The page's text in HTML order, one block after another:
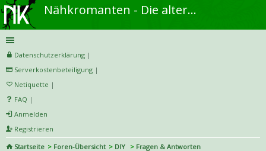
Nähkromanten - Die alternative Näh- und DIY-Community
Datenschutzerklärung |
Serverkostenbeteiligung |
Netiquette |
FAQ |
Anmelden
Registrieren
Startseite
Foren-Übersicht DIY
Fragen & Antworten